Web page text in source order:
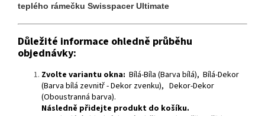
teplého rámečku Swisspacer Ultimate
Důležité informace ohledně průběhu
objednávky:
Zvolte variantu okna: Bílá-Bíla (Barva bílá), Bílá-Dekor
(Barva bílá zevnitř - Dekor zvenku), Dekor-Dekor
(Oboustranná barva).
Následně přidejte produkt do košíku.